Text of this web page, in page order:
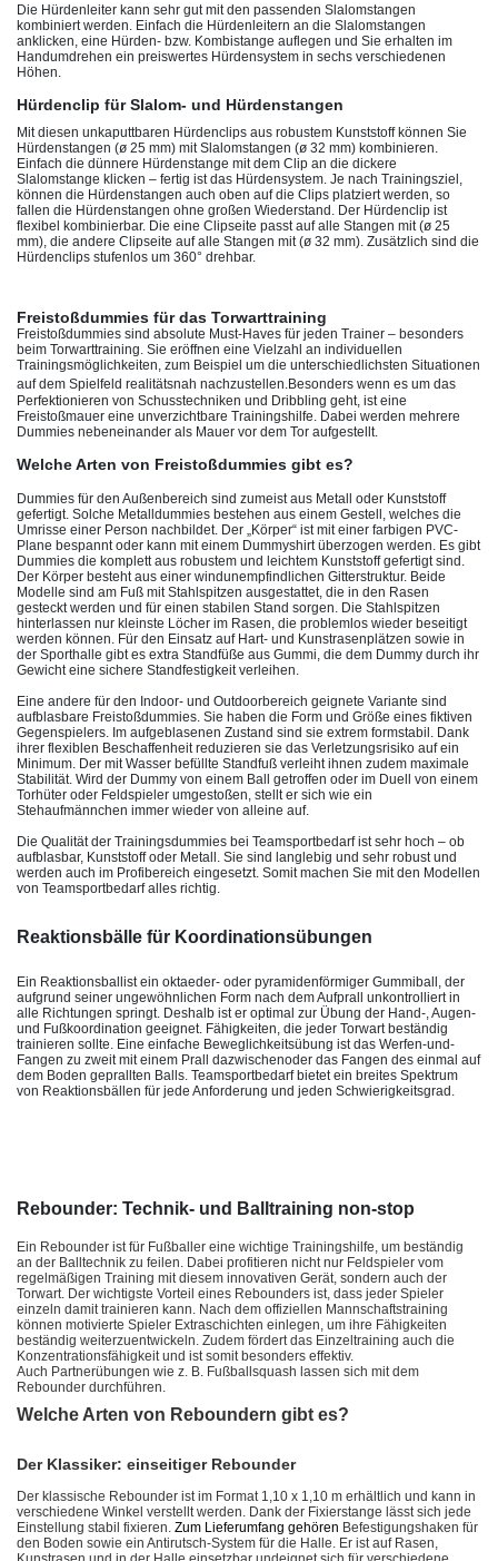
Die Hürdenleiter kann sehr gut mit den passenden Slalomstangen
kombiniert werden. Einfach die Hürdenleitern an die Slalomstangen
anklicken, eine Hürden- bzw. Kombistange auflegen und Sie erhalten im
Handumdrehen ein preiswertes Hürdensystem in sechs verschiedenen
Höhen.
Hürdenclip für Slalom- und Hürdenstangen
Mit diesen unkaputtbaren Hürdenclips aus robustem Kunststoff können Sie
Hürdenstangen (ø 25 mm) mit Slalomstangen (ø 32 mm) kombinieren.
Einfach die dünnere Hürdenstange mit dem Clip an die dickere
Slalomstange klicken – fertig ist das Hürdensystem. Je nach Trainingsziel,
können die Hürdenstangen auch oben auf die Clips platziert werden, so
fallen die Hürdenstangen ohne großen Wiederstand. Der Hürdenclip ist
flexibel kombinierbar. Die eine Clipseite passt auf alle Stangen mit (ø 25
mm), die andere Clipseite auf alle Stangen mit (ø 32 mm). Zusätzlich sind die
Hürdenclips stufenlos um 360° drehbar.
Freistoßdummies für das Torwarttraining
Freistoßdummies sind absolute Must-Haves für jeden Trainer – besonders
beim Torwarttraining. Sie eröffnen eine Vielzahl an individuellen
Trainingsmöglichkeiten, zum Beispiel um die unterschiedlichsten Situationen
auf dem Spielfeld realitätsnah nachzustellen. Besonders wenn es um das
Perfektionieren von Schusstechniken und Dribbling geht, isteine
Freistoßmauer eine unverzichtbare Trainingshilfe. Dabei werden mehrere
Dummies nebeneinander als Mauer vor dem Tor aufgestellt.
Welche Arten von Freistoßdummies gibt es?
Dummies für den Außenbereich sind zumeist aus Metall oder Kunststoff
gefertigt. Solche Metalldummies bestehen aus einem Gestell, welches die
Umrisse einer Person nachbildet. Der „Körper“ ist mit einer farbigen PVC-
Plane bespannt oder kann mit einem Dummyshirt überzogen werden. Es gibt
Dummies die komplett aus robustem und leichtem Kunststoff gefertigt sind.
Der Körper besteht aus einer windunempfindlichen Gitterstruktur. Beide
Modelle sind am Fuß mit Stahlspitzen ausgestattet, die in den Rasen
gesteckt werden und für einen stabilen Stand sorgen. Die Stahlspitzen
hinterlassen nur kleinste Löcher im Rasen, die problemlos wieder beseitigt
werden können. Für den Einsatz auf Hart- und Kunstrasenplätzen sowie in
der Sporthalle gibt es extra Standfüße aus Gummi, die dem Dummy durch ihr
Gewicht eine sichere Standfestigkeit verleihen.
Eine andere für den Indoor- und Outdoorbereich geignete Variante sind
aufblasbare Freistoßdummies. Sie haben die Form und Größe eines fiktiven
Gegenspielers. Im aufgeblasenen Zustand sind sie extrem formstabil. Dank
ihrer flexiblen Beschaffenheit reduzieren sie das Verletzungsrisiko auf ein
Minimum. Der mit Wasser befüllte Standfuß verleiht ihnen zudem maximale
Stabilität. Wird der Dummy von einem Ball getroffen oder im Duell von einem
Torhüter oder Feldspieler umgestoßen, stellt er sich wie ein
Stehaufmännchen immer wieder von alleine auf.
Die Qualität der Trainingsdummies bei Teamsportbedarf ist sehr hoch – ob
aufblasbar, Kunststoff oder Metall. Sie sind langlebig und sehr robust und
werden auch im Profibereich eingesetzt. Somit machen Sie mit den Modellen
von Teamsportbedarf alles richtig.
Reaktionsbälle für Koordinationsübungen
Ein Reaktionsballist ein oktaeder- oder pyramidenförmiger Gummiball, der
aufgrund seiner ungewöhnlichen Form nach dem Aufprall unkontrolliert in
alle Richtungen springt. Deshalb ist er optimal zur Übung der Hand-, Augen-
und Fußkoordination geeignet. Fähigkeiten, die jeder Torwart beständig
trainieren sollte. Eine einfache Beweglichkeitsübung ist das Werfen-und-
Fangen zu zweit mit einem Prall dazwischenoder das Fangen des einmal auf
dem Boden geprallten Balls. Teamsportbedarf bietet ein breites Spektrum
von Reaktionsbällen für jede Anforderung und jeden Schwierigkeitsgrad.
Rebounder: Technik- und Balltraining non-stop
Ein Rebounder ist für Fußballer eine wichtige Trainingshilfe, um beständig
an der Balltechnik zu feilen. Dabei profitieren nicht nur Feldspieler vom
regelmäßigen Training mit diesem innovativen Gerät, sondern auch der
Torwart. Der wichtigste Vorteil eines Rebounders ist, dass jeder Spieler
einzeln damit trainieren kann. Nach dem offiziellen Mannschaftstraining
können motivierte Spieler Extraschichten einlegen, um ihre Fähigkeiten
beständig weiterzuentwickeln. Zudem fördert das Einzeltraining auch die
Konzentrationsfähigkeit und ist somit besonders effektiv.
Auch Partnerübungen wie z. B. Fußballsquash lassen sich mit dem
Rebounder durchführen.
Welche Arten von Reboundern gibt es?
Der Klassiker: einseitiger Rebounder
Der klassische Rebounder ist im Format 1,10 x 1,10 m erhältlich und kann in
verschiedene Winkel verstellt werden. Dank der Fixierstange lässt sich jede
Einstellung stabil fixieren. Zum Lieferumfang gehören Befestigungshaken für
den Boden sowie ein Antirutsch-System für die Halle. Er ist auf Rasen,